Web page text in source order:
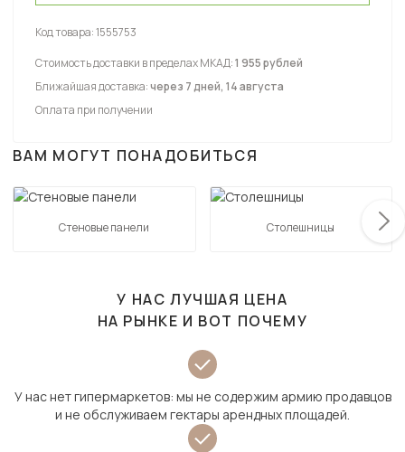
Код товара:1555753
Стоимость доставки в пределах МКАД:1 955 рублей
Ближайшая доставка:через 7 дней, 14 августа
Оплата при получении
ВАМ МОГУТ ПОНАДОБИТЬСЯ
Стеновые панели Столешницы
У НАС ЛУЧШАЯ ЦЕНА
НА РЫНКЕ И ВОТ ПОЧЕМУ
У нас нет гипермаркетов: мы не содержим армию продавцов
и не обслуживаем гектары арендных площадей.